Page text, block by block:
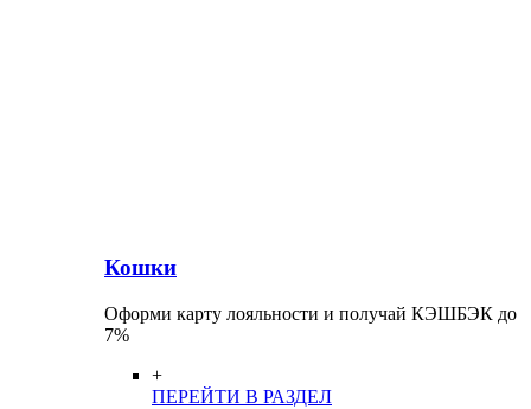
Кошки
Оформи карту лояльности и получай КЭШБЭК до
7%
+
ПЕРЕЙТИ В РАЗДЕЛ